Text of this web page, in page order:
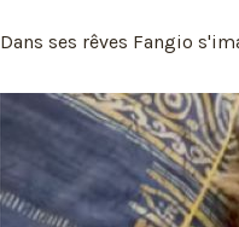
Dans ses rêves Fangio